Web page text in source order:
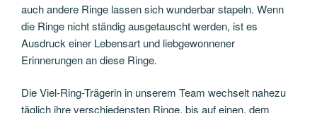
auch andere Ringe lassen sich wunderbar stapeln. Wenn
die Ringe nicht ständig ausgetauscht werden, ist es
Ausdruck einer Lebensart und liebgewonnener
Erinnerungen an diese Ringe.
Die Viel-Ring-Trägerin in unserem Team wechselt nahezu
täglich ihre verschiedensten Ringe, bis auf einen, dem